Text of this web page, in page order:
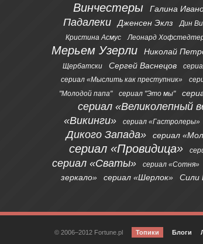
Винчестеры Галина
Падалеки
Дженсен Эклз Дин
Кристина Асмус Леонард
Мерьем Узерли Николай
Щербатски
Сергей Васнецов
сериал «Мыслить как преступник»
"Молодой папа"
сериал "Это мы"
сериал «Великолепный
«Викинги»
сериал «Гастролеры»
Дикого Запада»
сериал
сериал «Провидица»
сериал «Сваты» сериал «Сотня»
зеркало»
сериал «Шерлок» Сили
© 2006–2012 Fortune.pl Топики Блоги